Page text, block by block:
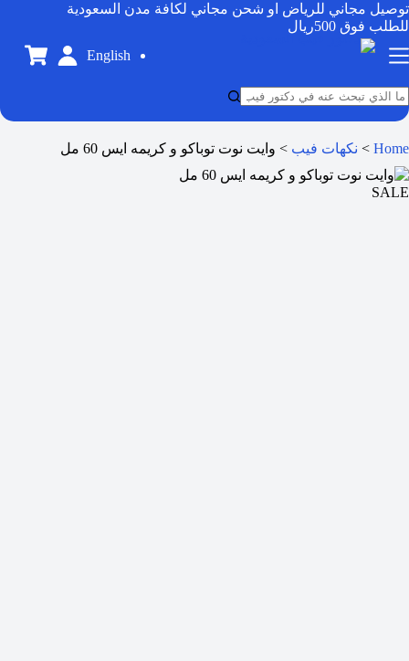
توصيل مجاني للرياض او شحن مجاني لكافة مدن السعودية
للطلب فوق 500ريال
English
Home
> نكهات فيب > وايت نوت توباكو و كريمه ايس 60 مل
SALE